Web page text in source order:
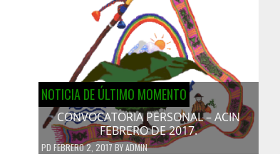
NOTICIA DE ÚLTIMO MOMENTO
CONVOCATORIA PERSONAL – ACIN
FEBRERO DE 2017.
PD FEBRERO 2, 2017BYADMIN